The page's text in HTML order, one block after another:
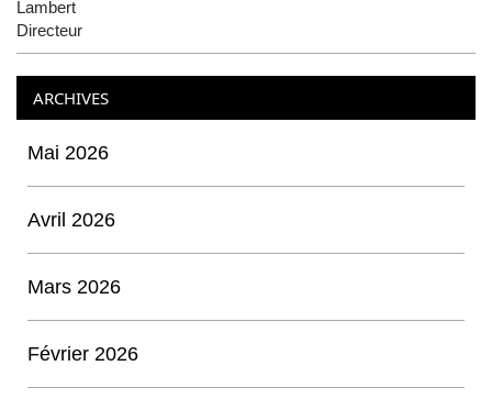
ARCHIVES
Mai 2026
Avril 2026
Mars 2026
Février 2026